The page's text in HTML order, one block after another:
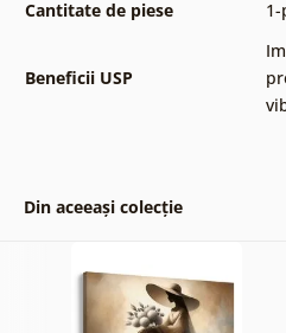
Cantitate de piese
1-
Beneficii USP
Din aceeași colecție